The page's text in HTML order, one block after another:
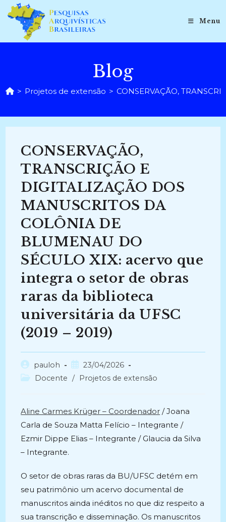
para
conteúdo
Menu
Blog
> Projetos de extensão > CONSERVAÇÃO,
CONSERVAÇÃO,
TRANSCRIÇÃO E
DIGITALIZAÇÃO DOS
MANUSCRITOS DA
COLÔNIA DE
BLUMENAU DO
SÉCULO XIX: acervo que
integra o setor de obras
raras da biblioteca
universitária da UFSC
(2019 – 2019)
Autor
do
pauloh
Post
publicado:
23/04/2026
Categoria
Docente / Projetos de extensão
Aline Carmes Krüger – Coordenador / Joana
Carla de Souza Matta Felício – Integrante /
Ezmir Dippe Elias – Integrante / Glaucia da Silva
– Integrante.
O setor de obras raras da BU/UFSC detém em
seu patrimônio um acervo documental de
manuscritos ainda inéditos no que diz respeito a
sua transcrição e disseminação. Os manuscritos